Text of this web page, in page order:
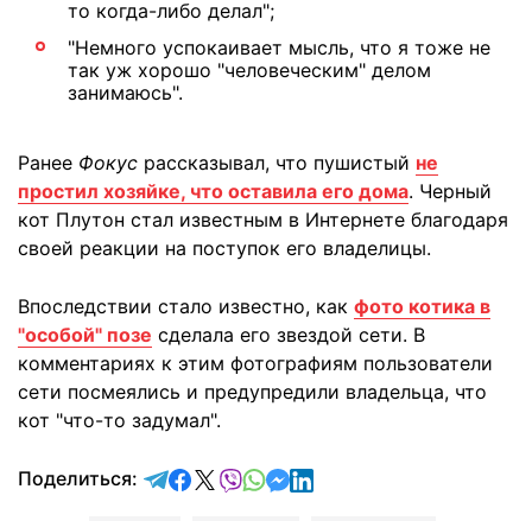
то когда-либо делал";
"Немного успокаивает мысль, что я тоже не
так уж хорошо "человеческим" делом
занимаюсь".
Ранее Фокус рассказывал, что пушистый не
простил хозяйке, что оставила его дома. Черный
кот Плутон стал известным в Интернете благодаря
своей реакции на поступок его владелицы.
Впоследствии стало известно, как фото котика в
"особой" позе сделала его звездой сети. В
комментариях к этим фотографиям пользователи
сети посмеялись и предупредили владельца, что
кот "что-то задумал".
Поделиться: отправить в Telegram
поделиться в Facebook
поделиться в X
отправить в Viber
отправить в Whatsapp
отправить в Messenger
отправить в LinkedIn